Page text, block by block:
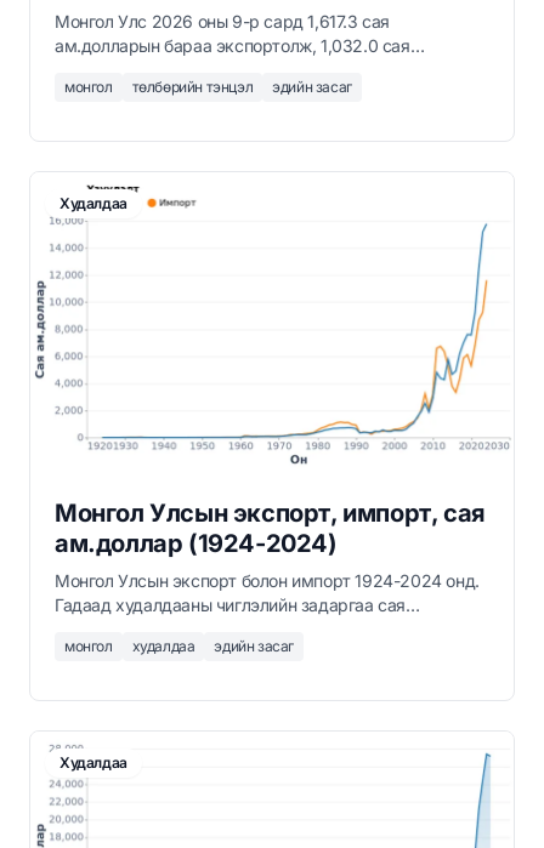
Монгол Улс 2026 оны 9-р сард 1,617.3 сая
ам.долларын бараа экспортолж, 1,032.0 сая
ам.долларын худалдааны ашигтай гарсан.
монгол төлбөрийн тэнцэл эдийн засаг
Худалдаа
Монгол Улсын экспорт, импорт, сая
ам.доллар (1924-2024)
Монгол Улсын экспорт болон импорт 1924-2024 онд.
Гадаад худалдааны чиглэлийн задаргаа сая
монгол худалдаа эдийн засаг
Худалдаа